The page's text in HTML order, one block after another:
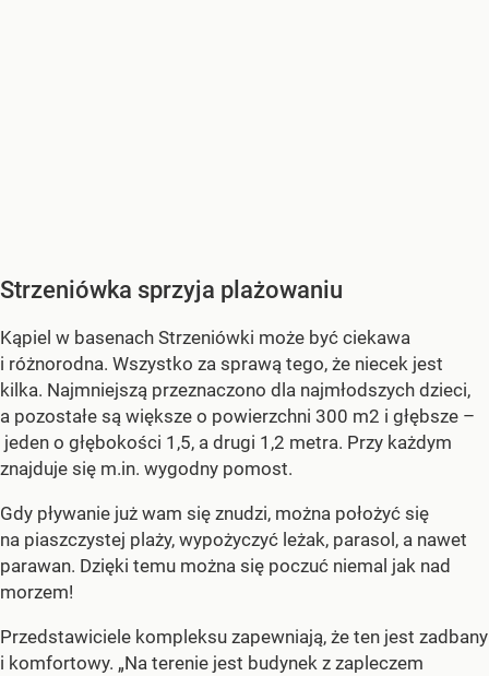
Strzeniówka sprzyja plażowaniu
Kąpiel w basenach Strzeniówki może być ciekawa
i różnorodna. Wszystko za sprawą tego, że niecek jest
kilka. Najmniejszą przeznaczono dla najmłodszych dzieci,
a pozostałe są większe o powierzchni 300 m2 i głębsze –
jeden o głębokości 1,5, a drugi 1,2 metra. Przy każdym
znajduje się m.in. wygodny pomost.
Gdy pływanie już wam się znudzi, można położyć się
na piaszczystej plaży, wypożyczyć leżak, parasol, a nawet
parawan. Dzięki temu można się poczuć niemal jak nad
morzem!
Przedstawiciele kompleksu zapewniają, że ten jest zadbany
i komfortowy. „Na terenie jest budynek z zapleczem